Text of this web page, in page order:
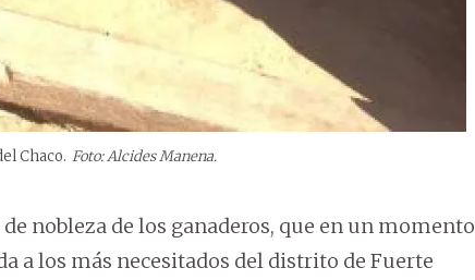
Chaco. Foto: Alcides Manena.
nobleza de los ganaderos, que en un momento
a los más necesitados del distrito de Fuerte